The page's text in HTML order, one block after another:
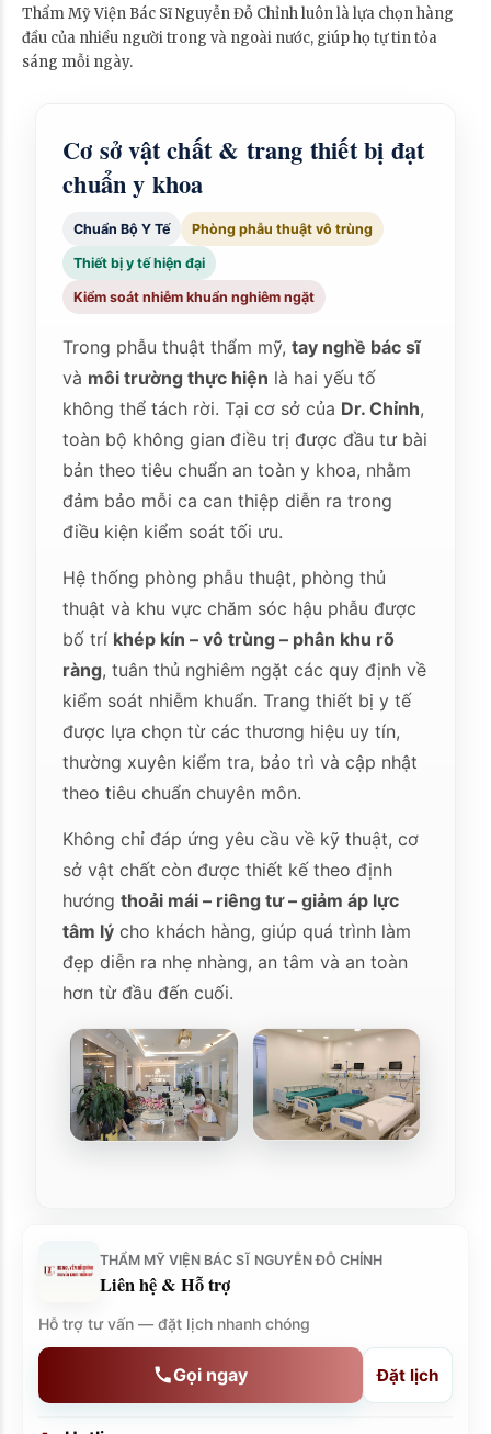
Thẩm Mỹ Viện Bác Sĩ Nguyễn Đỗ Chỉnh luôn là lựa chọn hàng
đầu của nhiều người trong và ngoài nước, giúp họ tự tin tỏa
sáng mỗi ngày.
Cơ sở vật chất & trang thiết bị đạt
chuẩn y khoa
Chuẩn Bộ Y Tế Phòng phẫu thuật vô trùng
Thiết bị y tế hiện đại
Kiểm soát nhiễm khuẩn nghiêm ngặt
Trong phẫu thuật thẩm mỹ,tay nghề bác sĩ
và môi trường thực hiện là hai yếu tố
không thể tách rời. Tại cơ sở của Dr. Chỉnh,
toàn bộ không gian điều trị được đầu tư bài
bản theo tiêu chuẩn an toàn y khoa, nhằm
đảm bảo mỗi ca can thiệp diễn ra trong
điều kiện kiểm soát tối ưu.
Hệ thống phòng phẫu thuật, phòng thủ
thuật và khu vực chăm sóc hậu phẫu được
bố trí khép kín – vô trùng – phân khu rõ
ràng, tuân thủ nghiêm ngặt các quy định về
kiểm soát nhiễm khuẩn. Trang thiết bị y tế
được lựa chọn từ các thương hiệu uy tín,
thường xuyên kiểm tra, bảo trì và cập nhật
theo tiêu chuẩn chuyên môn.
Không chỉ đáp ứng yêu cầu về kỹ thuật, cơ
sở vật chất còn được thiết kế theo định
hướngthoải mái – riêng tư – giảm áp lực
tâm lý cho khách hàng, giúp quá trình làm
đẹp diễn ra nhẹ nhàng, an tâm và an toàn
hơn từ đầu đến cuối.
THẨM MỸ VIỆN BÁC SĨ NGUYỄN ĐỖ CHỈNH
Liên hệ & Hỗ trợ
Hỗ trợ tư vấn — đặt lịch nhanh chóng
Gọi ngay Đặt lịch